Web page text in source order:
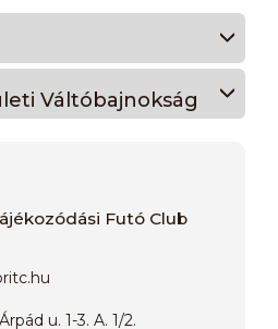
Váltóbajnokság
Futó Club
u. 1-3. A. 1/2.